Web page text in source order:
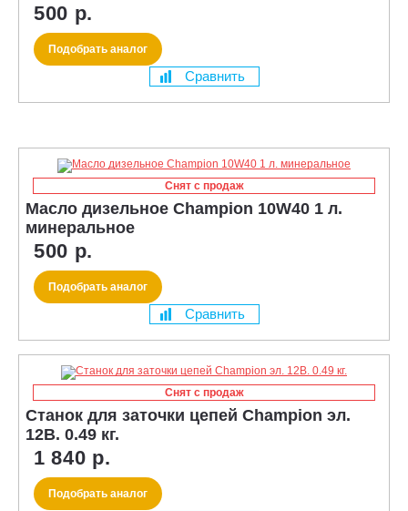
500 р.
Подобрать аналог
Сравнить
Снят с продаж
Масло дизельное Champion 10W40 1 л.
минеральное
500 р.
Подобрать аналог
Сравнить
Снят с продаж
Станок для заточки цепей Champion эл.
12В. 0.49 кг.
1 840 р.
Подобрать аналог